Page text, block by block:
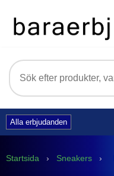
Alla erbjudanden
Startsida › Sneakers ›